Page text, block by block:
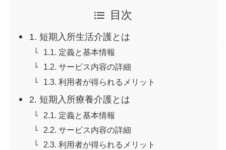
目次
1. 短期入所生活介護とは
1.1. 定義と基本情報
1.2. サービス内容の詳細
1.3. 利用者が得られるメリット
2. 短期入所療養介護とは
2.1. 定義と基本情報
2.2. サービス内容の詳細
2.3. 利用者が得られるメリット